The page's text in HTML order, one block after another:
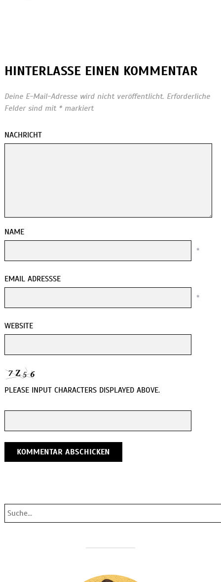
HINTERLASSE EINEN KOMMENTAR
Deine E-Mail-Adresse wird nicht veröffentlicht. Erforderliche
Felder sind mit *markiert
NACHRICHT
NAME
*
EMAIL ADRESSSE
*
WEBSITE
PLEASE INPUT CHARACTERS DISPLAYED ABOVE.